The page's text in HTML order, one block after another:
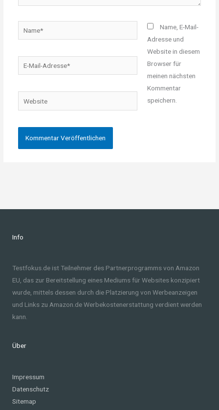
Mail-
Website
Name, E-Mail-
Adresse und
Website in diesem
Browser für
meinen nächsten
Kommentar
speichern.
Info
Testfokus.de ist Teilnehmer des Partnerprogramms von Amazon
EU, das zur Bereitstellung eines Mediums für Websites konzipiert
wurde, mittels dessen durch die Platzierung von Werbeanzeigen
und Links zu Amazon.de Werbekostenerstattung verdient werden
kann.
Über
Impressum
Datenschutz
Sitemap